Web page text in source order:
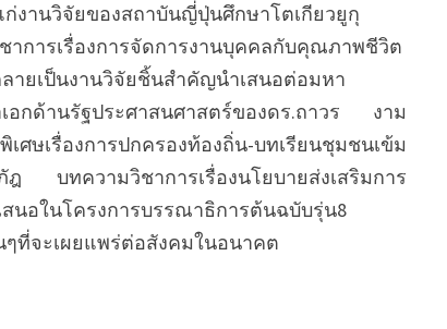
งานวิจัยของสถาบันญี่ปุ่นศึกษาโตเกียวยูกุ
าการเรื่องการจัดการงานบุคคลกับคุณภาพชีวิต
ายเป็นงานวิจัยชิ้นสำคัญนำเสนอต่อมหา
อกด้านรัฐประศาสนศาสตร์ของดร.ถาวร งาม
ศษเรื่องการปกครองท้องถิ่น-บทเรียนชุมชนเข้ม
ฎ บทความวิชาการเรื่องนโยบายส่งเสริมการ
นอในโครงการบรรณาธิการต้นฉบับรุ่น8
ที่จะเผยแพร่ต่อสังคมในอนาคต